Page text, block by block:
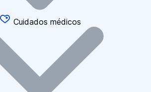
Cuidados médicos